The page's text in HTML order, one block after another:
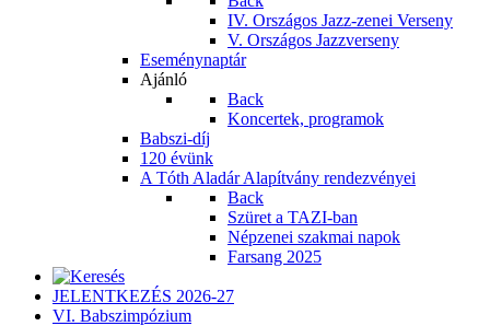
IV. Országos Jazz-zenei Verseny
V. Országos Jazzverseny
Eseménynaptár
Ajánló
Back
Koncertek, programok
Babszi-díj
120 évünk
A Tóth Aladár Alapítvány rendezvényei
Back
Szüret a TAZI-ban
Népzenei szakmai napok
Farsang 2025
JELENTKEZÉS 2026-27
VI. Babszimpózium